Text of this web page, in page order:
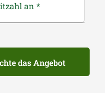
an *
das Angebot